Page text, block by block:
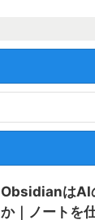
ObsidianはAI
か｜ノートを